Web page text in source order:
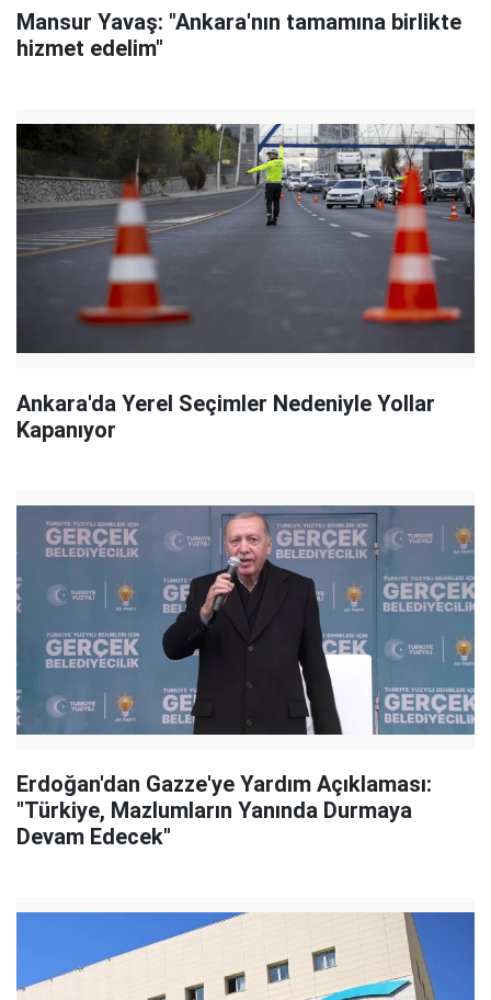
Mansur Yavaş: "Ankara'nın tamamına birlikte
hizmet edelim"
Ankara'da Yerel Seçimler Nedeniyle Yollar
Kapanıyor
Erdoğan'dan Gazze'ye Yardım Açıklaması:
"Türkiye, Mazlumların Yanında Durmaya
Devam Edecek"